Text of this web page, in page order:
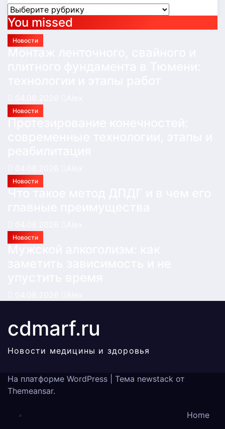
Рубрики
You missed
Новости
Новости
Новости
Новости
cdmarf.ru
Новости медицины и здоровья
На платформе WordPress
Тема newstack от
Themeansar.
Home